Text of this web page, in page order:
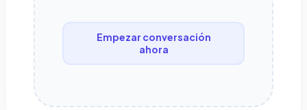
Empezar conversación
ahora